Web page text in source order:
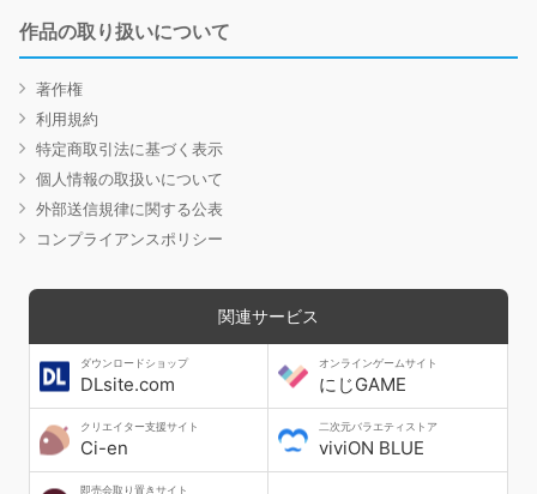
作品の取り扱いについて
著作権
利用規約
特定商取引法に基づく表示
個人情報の取扱いについて
外部送信規律に関する公表
コンプライアンスポリシー
関連サービス
ダウンロードショップ
DLsite.com
オンラインゲームサイト
にじGAME
クリエイター支援サイト
Ci-en
二次元バラエティストア
viviON BLUE
即売会取り置きサイト